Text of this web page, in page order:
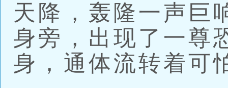
天降，轰隆一声巨
身旁，出现了一尊
身，通体流转着可